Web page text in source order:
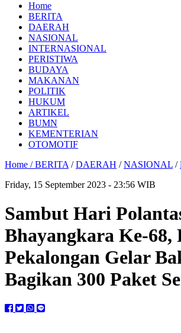
Home
BERITA
DAERAH
NASIONAL
INTERNASIONAL
PERISTIWA
BUDAYA
MAKANAN
POLITIK
HUKUM
ARTIKEL
BUMN
KEMENTERIAN
OTOMOTIF
Home /BERITA /DAERAH /NASIONAL /
Friday, 15 September 2023 - 23:56 WIB
Sambut Hari
Bhayangkara Ke-68,
Pekalongan Gelar
Bagikan 300 Paket